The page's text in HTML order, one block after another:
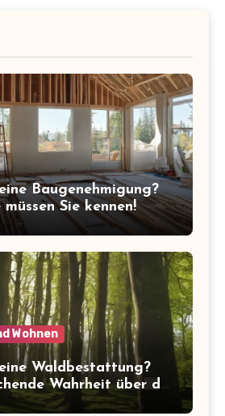
Baugenehmigung?
Sie kennen!
Wohnen
Waldbestattung?
Wahrheit über die
Ruhe